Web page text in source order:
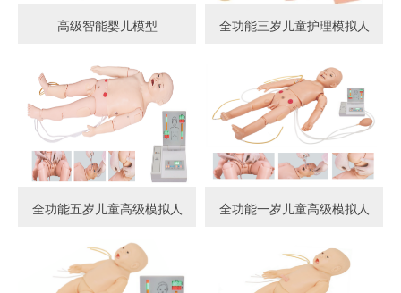
高级智能婴儿模型 全功能三岁儿童护理模拟人
全功能五岁儿童高级模拟人 全功能一岁儿童高级模拟人